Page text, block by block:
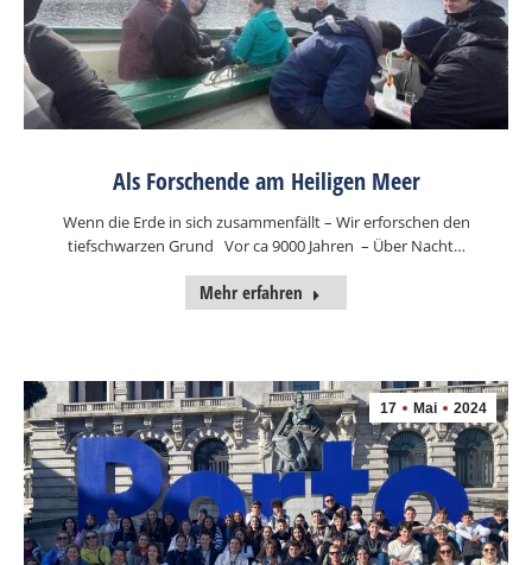
Als Forschende am Heiligen Meer
Wenn die Erde in sich zusammenfällt – Wir erforschen den
tiefschwarzen Grund Vor ca 9000 Jahren – Über Nacht…
Mehr erfahren
17 Mai 2024